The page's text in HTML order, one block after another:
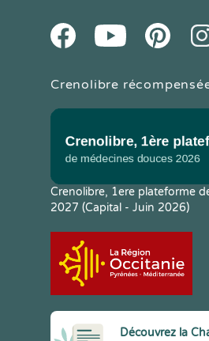
FacebookYoutube Pintereset
Crenolibre
Crenolibre, 1ere plateforme
2027 (Capital - Juin 2026)
Découvrez la